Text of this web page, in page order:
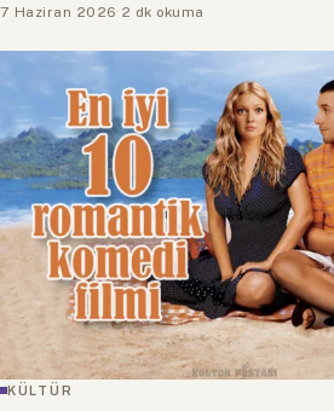
7 Haziran 2026· 2 dk okuma
KÜLTÜR